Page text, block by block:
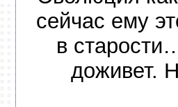
сейчас ему
в
доживет.